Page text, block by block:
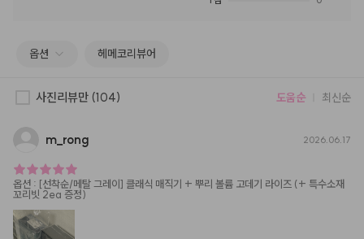
옵션 헤메코리뷰어
사진리뷰만 (104) 도움순 최신순
m rong 2026.06.17
옵션 : [선착순/메탈 그레이] 클래식 매직기 + 뿌리 볼륨 고데기 라이즈 (+ 특수소재
꼬리빗 2ea 증정)